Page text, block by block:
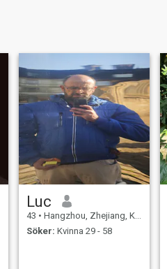
Luc
43 • Hangzhou, Zhejiang, Kina
Söker: Kvinna 29 - 58